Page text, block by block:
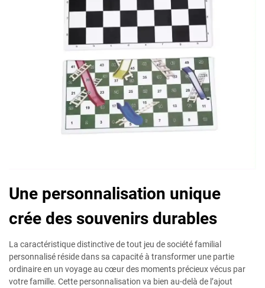
Une personnalisation unique
crée des souvenirs durables
La caractéristique distinctive de tout jeu de société familial
personnalisé réside dans sa capacité à transformer une partie
ordinaire en un voyage au cœur des moments précieux vécus par
votre famille. Cette personnalisation va bien au-delà de l’ajout